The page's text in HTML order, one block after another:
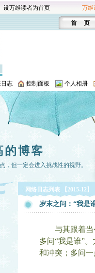
设万维读者为首页 万维
首 页
志 控制面板 个人相册
的博客
，但一定会进入挑战性的视野。
网络日志列表 【2015-12】
岁末之问：“我是
与其跟着当今
多问“我是谁”
和冲突；多问